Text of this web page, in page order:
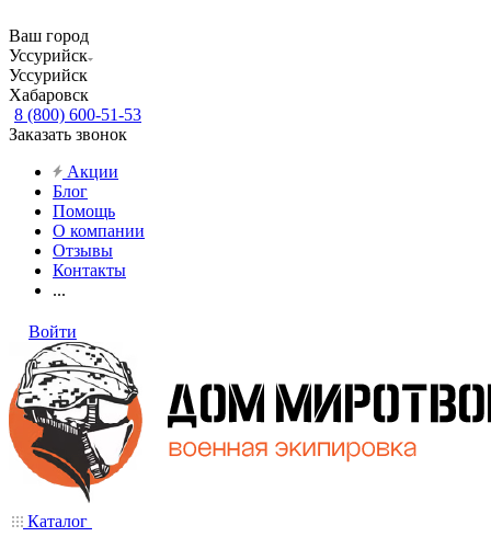
Ваш город
Уссурийск
Уссурийск
Хабаровск
8 (800) 600-51-53
Заказать звонок
Акции
Блог
Помощь
О компании
Отзывы
Контакты
...
Войти
Каталог